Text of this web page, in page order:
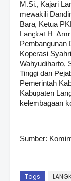
M.Si., Kajari
mewakili
Bara, Ketua
Langkat H.
Pembangunan
Koperasi
Wahyudiharto,
Tinggi dan
Pemerintah
Kabupaten
kelembagaan
Sumber:
Tags